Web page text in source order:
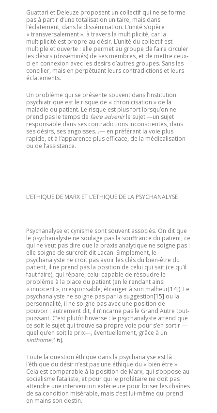
Guattari et Deleuze proposent un collectif qui ne se forme
pas à partir d’une totalisation unitaire, mais dans
l’éclatement, dans la dissémination. L’unité s’opère
« transversalement », à travers la multiplicité, car la
multiplicité est propre au désir. L’unité du collectif est
multiple et ouverte : elle permet au groupe de faire circuler
les désirs (disséminés) de ses membres, et de mettre ceux-
ci en connexion avec les désirs d’autres groupes. Sans les
concilier, mais en perpétuant leurs contradictions et leurs
éclatements.
Un problème qui se présente souvent dans l’institution
psychiatrique est le risque de « chronicisation » de la
maladie du patient. Le risque est plus fort lorsqu’on ne
prend pas le temps de faire advenirle sujet —un sujet
responsable dans ses contradictions inconscientes, dans
ses désirs, ses angoisses…— en préférant la voie plus
rapide, et à l’apparence plus efficace, de la médicalisation
ou de l’assistance.
L’ETHIQUE DE MARX ET L’ETHIQUE DE LA PSYCHANALYSE
Psychanalyse et cynisme sont souvent associés. On dit que
le psychanalyste ne soulage pas la souffrance du patient, ce
qui ne veut pas dire que la praxis analytique ne soigne pas :
elle soigne de surcroît dit Lacan. Simplement, le
psychanalyste ne croit pas avoir les clés du bien-être du
patient, il ne prend pas la position de celui qui sait (ce qu’il
faut faire), qui répare, celui capable de résoudre le
problème à la place du patient (en le rendant ainsi
« innocent », irresponsable, étranger à son malheur[14]). Le
psychanalyste ne soigne pas par la suggestion[15] ou la
personnalité, il ne soigne pas avec une position de
pouvoir : autrement dit, il n’incarne pas le Grand Autre tout-
puissant. C’est plutôt l’inverse : le psychanalyste attend que
ce soit le sujet qui trouve sa propre voie pour s’en sortir —
quel qu’en soit le prix—, éventuellement, grâce à un
sinthome[16].
Toute la question éthique dans la psychanalyse est là :
l’éthique du désir n’est pas une éthique du « bien être ».
Cela est comparable à la position de Marx, qui s’oppose au
socialisme fataliste, et pour qui le prolétaire ne doit pas
attendre une intervention extérieure pour briser les chaînes
de sa condition misérable, mais c’est lui-même qui prend
en mains son destin.